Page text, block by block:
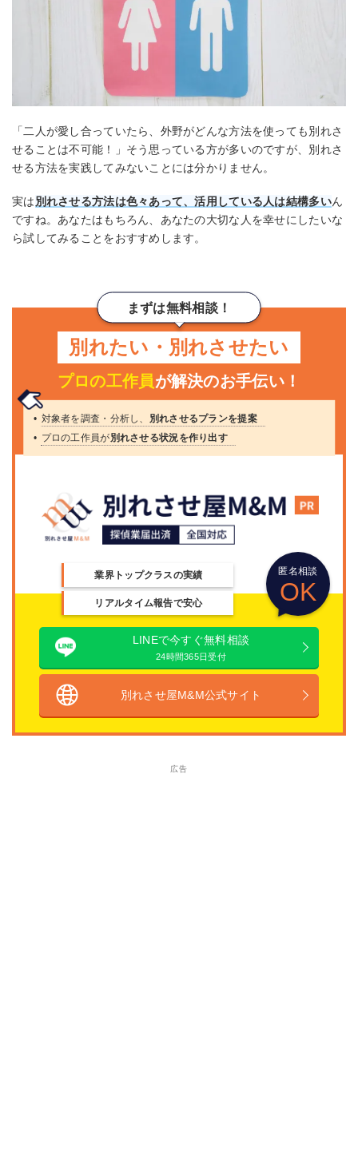
「二人が愛し合っていたら、外野がどんな方法を使っても別れさ
せることは不可能！」そう思っている方が多いのですが、別れさ
せる方法を実践してみないことには分かりません。
実は別れさせる方法は色々あって、活用している人は結構多いん
ですね。あなたはもちろん、あなたの大切な人を幸せにしたいな
ら試してみることをおすすめします。
まずは無料相談！
別れたい・別れさせたい
プロの工作員が解決のお手伝い！
対象者を調査・分析し、 別れさせるプランを提案
プロの工作員が別れさせる状況を作り出す
業界トップクラスの実績
リアルタイム報告で安心
LINEで今すぐ無料相談
24時間365日受付
別れさせ屋M&M公式サイト
匿名相談
OK
広告